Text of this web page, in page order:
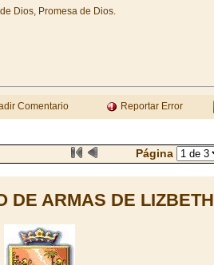
Dios, Promesa de Dios.
Comentario Reportar Error
Página
DE ARMAS DE LIZBETH